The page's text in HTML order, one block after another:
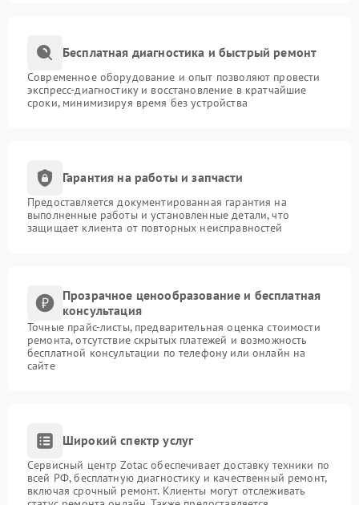
Бесплатная диагностика и быстрый ремонт
Современное оборудование и опыт позволяют провести
экспресс-диагностику и восстановление в кратчайшие
сроки, минимизируя время без устройства
Гарантия на работы и запчасти
Предоставляется документированная гарантия на
выполненные работы и установленные детали, что
защищает клиента от повторных неисправностей
Прозрачное ценообразование и бесплатная
консультация
Точные прайс-листы, предварительная оценка стоимости
ремонта, отсутствие скрытых платежей и возможность
бесплатной консультации по телефону или онлайн на
сайте
Широкий спектр услуг
Сервисный центр Zotac обеспечивает доставку техники по
всей РФ, бесплатную диагностику и качественный ремонт,
включая срочный ремонт. Клиенты могут отслеживать